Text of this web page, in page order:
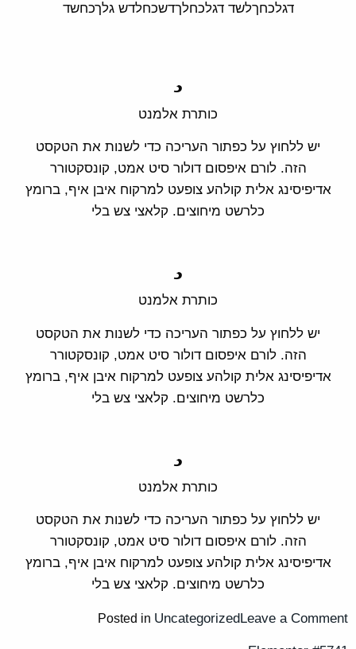
דגלכחךלשד דגלכחלךדשכחלדש גלךכחשד
כותרת אלמנט
יש ללחוץ על כפתור העריכה כדי לשנות את הטקסט
הזה. לורם איפסום דולור סיט אמט, קונסקטורר
אדיפיסינג אלית קולהע צופעט למרקוח איבן איף, ברומץ
כלרשט מיחוצים. קלאצי צש בלי
כותרת אלמנט
יש ללחוץ על כפתור העריכה כדי לשנות את הטקסט
הזה. לורם איפסום דולור סיט אמט, קונסקטורר
אדיפיסינג אלית קולהע צופעט למרקוח איבן איף, ברומץ
כלרשט מיחוצים. קלאצי צש בלי
כותרת אלמנט
יש ללחוץ על כפתור העריכה כדי לשנות את הטקסט
הזה. לורם איפסום דולור סיט אמט, קונסקטורר
אדיפיסינג אלית קולהע צופעט למרקוח איבן איף, ברומץ
כלרשט מיחוצים. קלאצי צש בלי
Posted in UncategorizedLeave a Comment